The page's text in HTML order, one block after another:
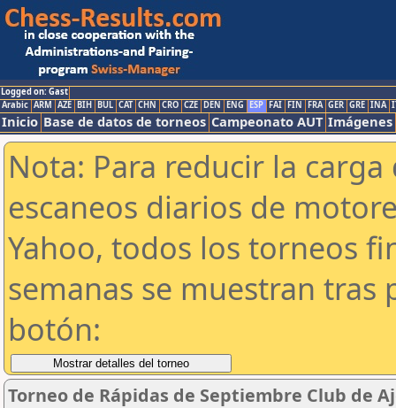
Logged on: Gast
Arabic ARM AZE BIH BUL CAT CHN CRO CZE DEN ENG ESP FAI FIN FRA GER GRE INA
Inicio Base de datos de torneos Campeonato AUT Imágenes
Nota: Para reducir la
escaneos diarios de
Yahoo, todos los torneos
semanas se muestran tras
botón:
Torneo de Rápidas de Septiembre Club de